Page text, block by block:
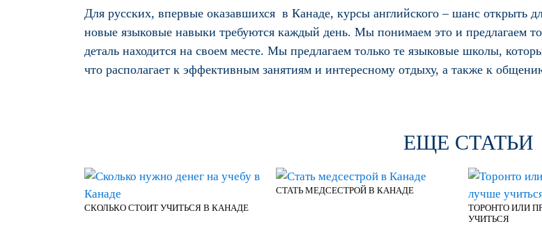
Для русских, впервые оказавшихся в Канаде, курсы английского – шанс открыть
новые языковые навыки требуются каждый день. Мы понимаем это и предлагаем
деталь находится на своем месте. Мы предлагаем только те языковые школы,
что располагает к эффективным занятиям и интересному отдыху, а также к
ЕЩЕ СТАТЬИ
СКОЛЬКО СТОИТ УЧИТЬСЯ В КАНАДЕ
СТАТЬ МЕДСЕСТРОЙ В КАНАДЕ
ТОРОНТО ИЛИ
УЧИТЬСЯ